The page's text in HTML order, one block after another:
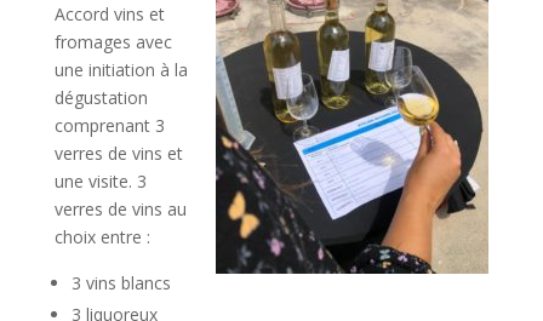
Accord vins et
fromages avec
une initiation à la
dégustation
comprenant 3
verres de vins et
une visite. 3
verres de vins au
choix entre :
3 vins blancs
3 liquoreux